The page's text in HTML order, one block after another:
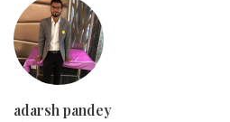
adarsh pandey